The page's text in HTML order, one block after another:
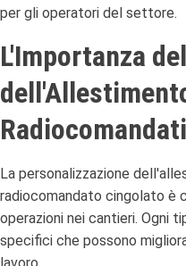
per gli operatori del settore.
L'Importanza
La personalizzazione
radiocomandato cingolato è
operazioni nei cantieri. Ogni
specifici che possono